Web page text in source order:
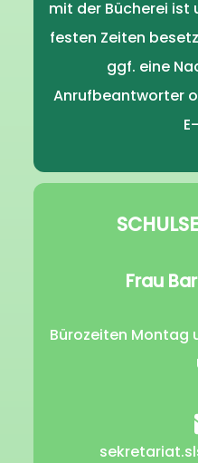
mit der Bücherei ist
festen Zeiten
ggf. eine
Anrufbeantworter
Frau
Bürozeiten Montag